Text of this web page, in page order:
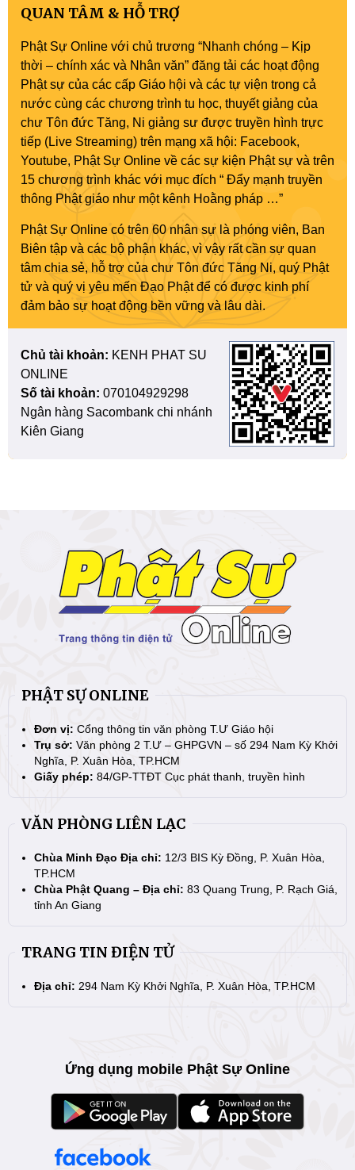
QUAN TÂM & HỖ TRỢ
Phật Sự Online với chủ trương “Nhanh chóng – Kịp
thời – chính xác và Nhân văn” đăng tải các hoạt động
Phật sự của các cấp Giáo hội và các tự viện trong cả
nước cùng các chương trình tu học, thuyết giảng của
chư Tôn đức Tăng, Ni giảng sư được truyền hình trực
tiếp (Live Streaming) trên mạng xã hội: Facebook,
Youtube, Phật Sự Online về các sự kiện Phật sự và trên
15 chương trình khác với mục đích “ Đẩy mạnh truyền
thông Phật giáo như một kênh Hoằng pháp …”
Phật Sự Online có trên 60 nhân sự là phóng viên, Ban
Biên tập và các bộ phận khác, vì vậy rất cần sự quan
tâm chia sẻ, hỗ trợ của chư Tôn đức Tăng Ni, quý Phật
tử và quý vị yêu mến Đạo Phật để có được kinh phí
đảm bảo sự hoạt động bền vững và lâu dài.
Chủ tài khoản: KENH PHAT SU
ONLINE
Số tài khoản: 070104929298
Ngân hàng Sacombank chi nhánh
Kiên Giang
PHẬT SỰ ONLINE
Đơn vị: Cổng thông tin văn phòng T.Ư Giáo hội
Trụ sở: Văn phòng 2 T.Ư – GHPGVN – số 294 Nam Kỳ Khởi
Nghĩa, P. Xuân Hòa, TP.HCM
Giấy phép: 84/GP-TTĐT Cục phát thanh, truyền hình
VĂN PHÒNG LIÊN LẠC
Chùa Minh Đạo Địa chỉ: 12/3 BIS Kỳ Đồng, P. Xuân Hòa,
TP.HCM
Chùa Phật Quang – Địa chỉ: 83 Quang Trung, P. Rạch Giá,
tỉnh An Giang
TRANG TIN ĐIỆN TỬ
Địa chỉ: 294 Nam Kỳ Khởi Nghĩa, P. Xuân Hòa, TP.HCM
Ứng dụng mobile Phật Sự Online